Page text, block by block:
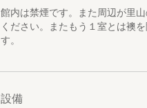
館内は禁煙です。また周辺が里
ください。またもう１室とは襖
す。
設備